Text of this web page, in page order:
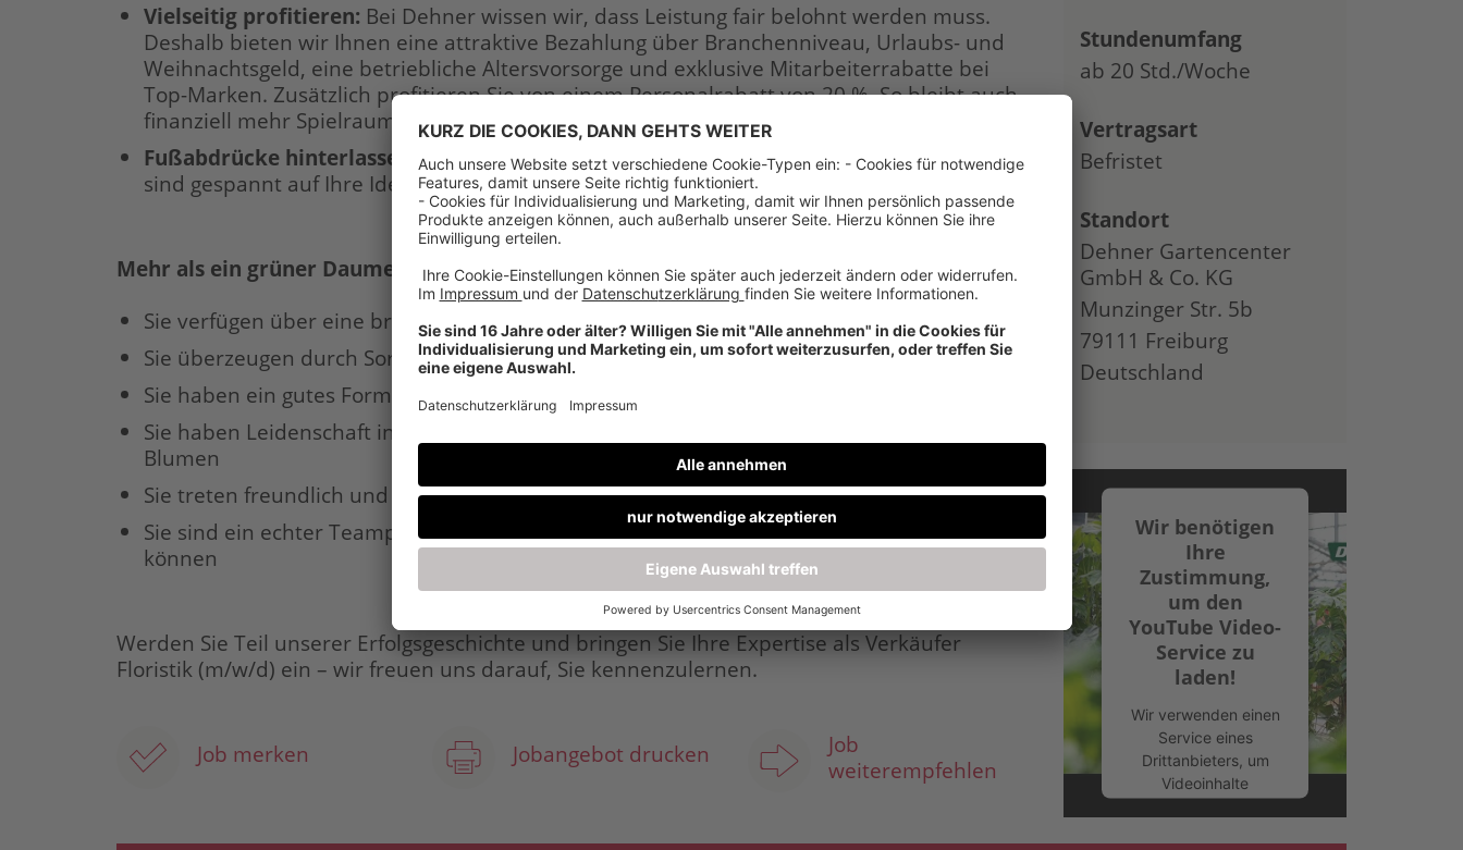
Vielseitig profitieren: Bei Dehner wissen wir, dass Leistung fair belohnt werden muss.
Deshalb bieten wir Ihnen eine attraktive Bezahlung über Branchenniveau, Urlaubs- und
Weihnachtsgeld, eine betriebliche Altersvorsorge und exklusive Mitarbeiterrabatte bei
Top-Marken. Zusätzlich profitieren Sie von einem Personalrabatt von 20 %. So bleibt auch
finanziell mehr Spielraum für die schönen Dinge im Leben.
Fußabdrücke hinterlassen:Sie wollen etwas bewegen – Sie dürfen etwas bewegen! Wir
sind gespannt auf Ihre Ideen und sind immer bereit, neue Wege zu beschreiten.
Mehr als ein grüner Daumen – Ihr Profil als Verkäufer Floristik (m/w/d):
Sie verfügen über eine branchen- bzw. fachbezogene Ausbildung
Sie überzeugen durch Sortimentskenntnisse im Bereich Schnittblumen
Sie haben ein gutes Form- und Farbempfinden und Kreativität ist Ihre Leidenschaft
Sie haben Leidenschaft in der Beratung von Kundinnen und Kunden sowie im Verkauf von
Blumen
Sie treten freundlich und verbindlich auf
Sie sind ein echter Teamplayer, auf den sich Ihre Kolleginnen und Kollegen verlassen
können
Werden Sie Teil unserer Erfolgsgeschichte und bringen Sie Ihre Expertise als Verkäufer
Floristik (m/w/d) ein – wir freuen uns darauf, Sie kennenzulernen.
Job merken Jobangebot drucken
Job
weiterempfehlen
Stundenumfang
ab 20 Std./Woche
Vertragsart
Befristet
Standort
Dehner Gartencenter
GmbH & Co. KG
Munzinger Str. 5b
79111 Freiburg
Deutschland
Wir benötigen
Ihre
Zustimmung,
um den
YouTube Video-
Service zu
laden!
Wir verwenden einen
Service eines
Drittanbieters, um
Videoinhalte